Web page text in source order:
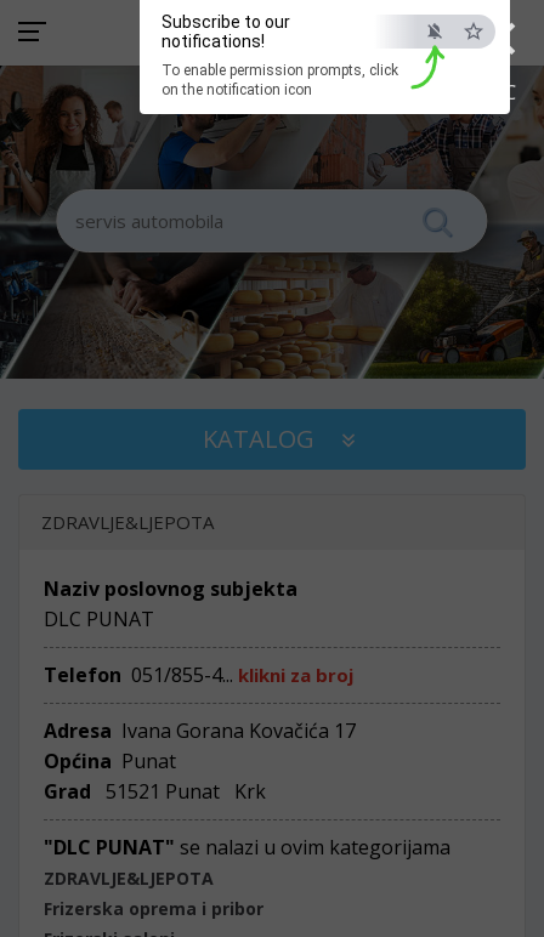
×
ESC
Subscribe to our
notifications!
To enable permission prompts, click
on the notification icon
KATALOG
ZDRAVLJE&LJEPOTA
Naziv poslovnog subjekta
DLC PUNAT
Telefon 051/855-4... klikni za broj
Adresa Ivana Gorana Kovačića 17
Općina Punat
Grad
51521 Punat Krk
"DLC PUNAT" se nalazi u ovim kategorijama
ZDRAVLJE&LJEPOTA
Frizerska oprema i pribor